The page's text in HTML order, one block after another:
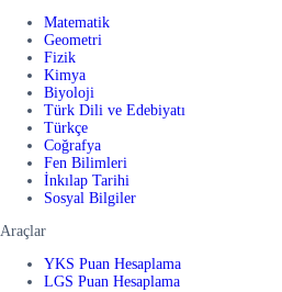
Matematik
Geometri
Fizik
Kimya
Biyoloji
Türk Dili ve Edebiyatı
Türkçe
Coğrafya
Fen Bilimleri
İnkılap Tarihi
Sosyal Bilgiler
Araçlar
YKS Puan Hesaplama
LGS Puan Hesaplama